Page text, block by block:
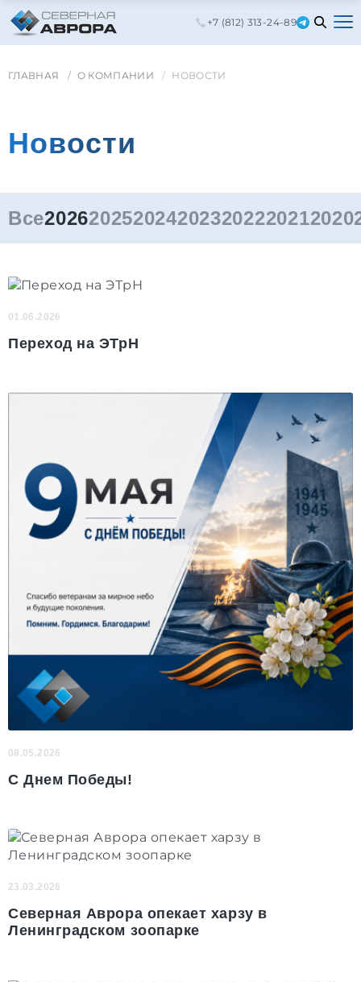
+7 (812) 313-24-89
ГЛАВНАЯ О КОМПАНИИ НОВОСТИ
Новости
Все2026202520242023202220212020
01.06.2026
Переход на ЭТрН
08.05.2026
С Днем Победы!
23.03.2026
Северная Аврора опекает харзу в
Ленинградском зоопарке